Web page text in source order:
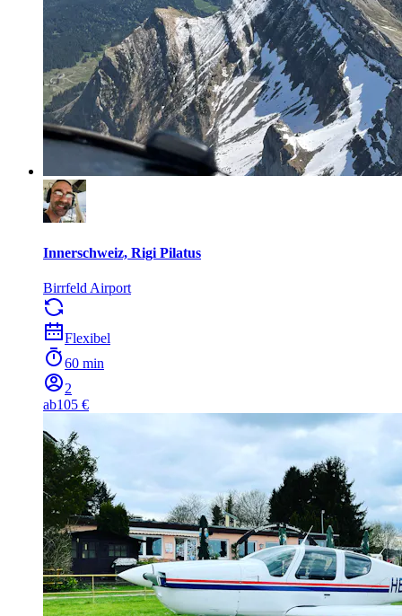
Innerschweiz, Rigi Pilatus
Birrfeld Airport
Flexibel
60 min
2
ab105 €